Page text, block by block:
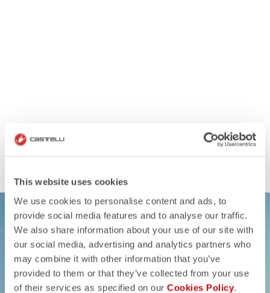
This website uses cookies
We use cookies to personalise content and ads, to
provide social media features and to analyse our traffic.
We also share information about your use of our site with
our social media, advertising and analytics partners who
may combine it with other information that you’ve
provided to them or that they’ve collected from your use
of their services as specified on our Cookies Policy.
GESCHENKE FÜR
IHN
GESCHENKE FÜR SIE